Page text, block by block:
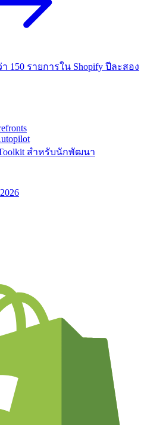
150 รายการใน Shopify ปีละสอง
สำหรับนักพัฒนา